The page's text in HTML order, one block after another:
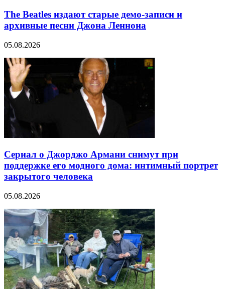
The Beatles издают старые демо-записи и
архивные песни Джона Леннона
05.08.2026
Сериал о Джорджо Армани снимут при
поддержке его модного дома: интимный портрет
закрытого человека
05.08.2026